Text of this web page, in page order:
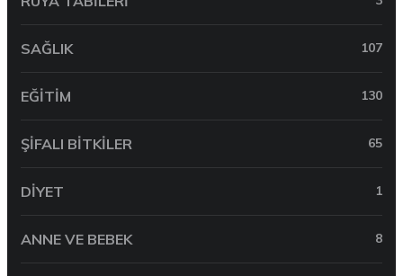
SAĞLIK 107
EĞITIM 130
ŞIFALI BITKILER 65
DIYET 1
ANNE VE BEBEK 8